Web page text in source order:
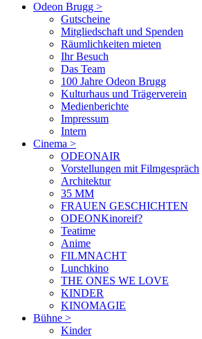
Odeon Brugg >
Gutscheine
Mitgliedschaft und Spenden
Räumlichkeiten mieten
Ihr Besuch
Das Team
100 Jahre Odeon Brugg
Kulturhaus und Trägerverein
Medienberichte
Impressum
Intern
Cinema >
ODEONAIR
Vorstellungen mit Filmgespräch
Architektur
35 MM
FRAUEN GESCHICHTEN
ODEONKinoreif?
Teatime
Anime
FILMNACHT
Lunchkino
THE ONES WE LOVE
KINDER
KINOMAGIE
Bühne >
Kinder